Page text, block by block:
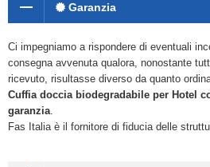
Garanzia
Ci impegniamo a rispondere di eventuali
consegna avvenuta qualora, nonostante
ricevuto, risultasse diverso da quanto
Cuffia doccia biodegradabile per Hotel
garanzia.
Fas Italia è il fornitore di fiducia delle